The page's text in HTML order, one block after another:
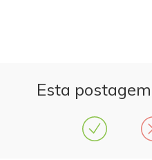
Esta